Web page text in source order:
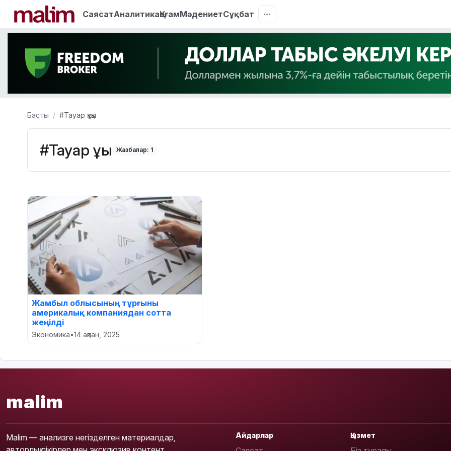
СаясатАналитикаҚоғамМәдениетСұқбат
Басты #Тауар құқы
#Тауар құқы Жазбалар: 1
Жамбыл облысының тұрғыны
америкалық компаниядан сотта
жеңілді
Экономика•14 ақпан, 2025
malim
Malim — анализге негізделген материалдар,
Айдарлар Қызмет